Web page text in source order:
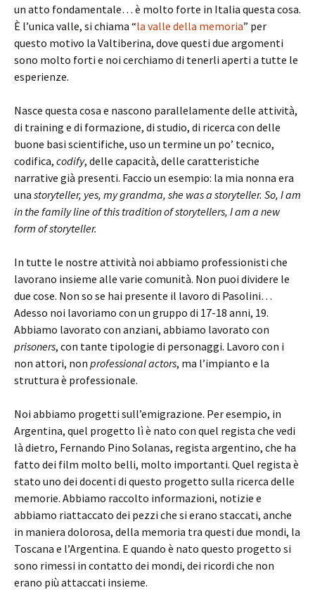
un atto fondamentale… è molto forte in Italia questa cosa.
È l’unica valle, si chiama “la valle della memoria” per
questo motivo la Valtiberina, dove questi due argomenti
sono molto forti e noi cerchiamo di tenerli aperti a tutte le
esperienze.
Nasce questa cosa e nascono parallelamente delle attività,
di training e di formazione, di studio, di ricerca con delle
buone basi scientifiche, uso un termine un po’ tecnico,
codifica, codify, delle capacità, delle caratteristiche
narrative già presenti. Faccio un esempio: la mia nonna era
una storyteller, yes, my grandma, she was a storyteller. So, I am
in the family line of this tradition of storytellers, I am a new
form of storyteller.
In tutte le nostre attività noi abbiamo professionisti che
lavorano insieme alle varie comunità. Non puoi dividere le
due cose. Non so se hai presente il lavoro di Pasolini…
Adesso noi lavoriamo con un gruppo di 17-18 anni, 19.
Abbiamo lavorato con anziani, abbiamo lavorato con
prisoners, con tante tipologie di personaggi. Lavoro con i
non attori, non professional actors, ma l’impianto e la
struttura è professionale.
Noi abbiamo progetti sull’emigrazione. Per esempio, in
Argentina, quel progetto lì è nato con quel regista che vedi
là dietro, Fernando Pino Solanas, regista argentino, che ha
fatto dei film molto belli, molto importanti. Quel regista è
stato uno dei docenti di questo progetto sulla ricerca delle
memorie. Abbiamo raccolto informazioni, notizie e
abbiamo riattaccato dei pezzi che si erano staccati, anche
in maniera dolorosa, della memoria tra questi due mondi, la
Toscana e l’Argentina. E quando è nato questo progetto si
sono rimessi in contatto dei mondi, dei ricordi che non
erano più attaccati insieme.